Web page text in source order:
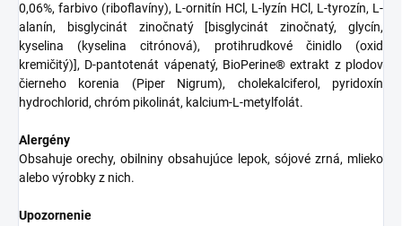
0,06%, farbivo (riboflavíny), L-ornitín HCl, L-lyzín HCl, L-tyrozín, L-
alanín, bisglycinát zinočnatý [bisglycinát zinočnatý, glycín,
kyselina (kyselina citrónová), protihrudkové činidlo (oxid
kremičitý)], D-pantotenát vápenatý, BioPerine® extrakt z plodov
čierneho korenia (Piper Nigrum), cholekalciferol, pyridoxín
hydrochlorid, chróm pikolinát, kalcium-L-metylfolát.
Alergény
Obsahuje orechy, obilniny obsahujúce lepok, sójové zrná, mlieko
alebo výrobky z nich.
Upozornenie